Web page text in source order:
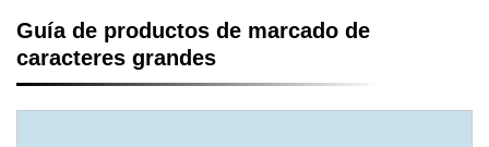
Guía de productos de marcado de
caracteres grandes